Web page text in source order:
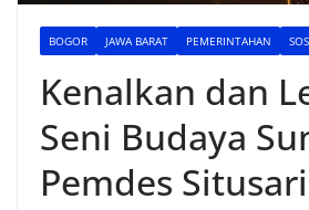
BOGOR JAWA BARAT PEMERINTAHAN
Kenalkan dan
Seni Budaya
Pemdes